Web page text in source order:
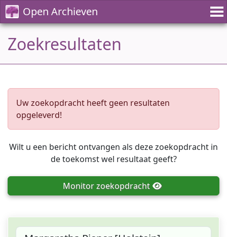
Open Archieven
Zoekresultaten
Uw zoekopdracht heeft geen resultaten
opgeleverd!
Wilt u een bericht ontvangen als deze zoekopdracht in
de toekomst wel resultaat geeft?
Monitorzoekopdracht